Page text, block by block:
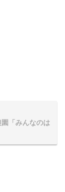
「みんなのは